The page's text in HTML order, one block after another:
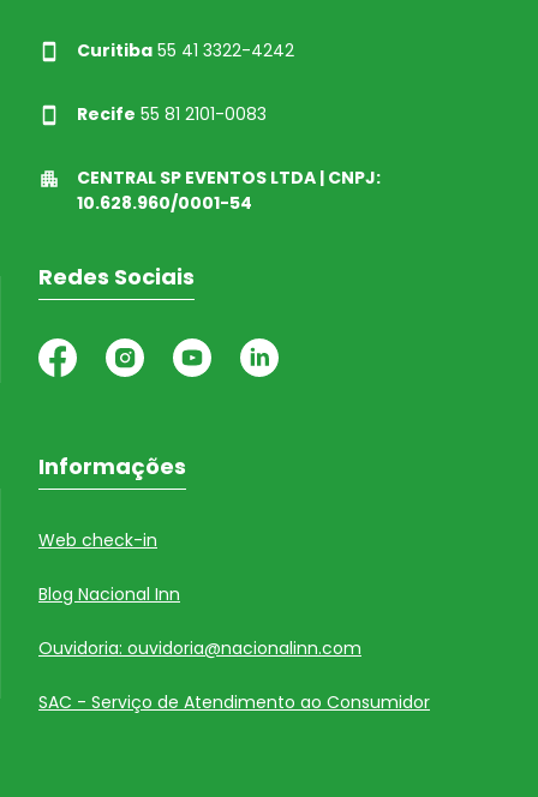
Curitiba 55 41 3322-4242
Recife 55 81 2101-0083
CENTRAL SP EVENTOS LTDA | CNPJ:
10.628.960/0001-54
Redes Sociais
Informações
Web check-in
Blog Nacional Inn
Ouvidoria: ouvidoria@nacionalinn.com
SAC - Serviço de Atendimento ao Consumidor